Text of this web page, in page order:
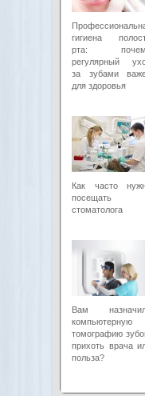
гигиена
рта:
регулярный
за зубами
для здоровья
Как часто
посещать
стоматолога
Вам
компьютерную
томографию
прихоть врача
польза?